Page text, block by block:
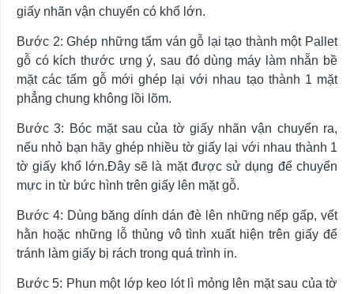
giấy nhãn vận chuyển có khổ lớn.
Bước 2: Ghép những tấm ván gỗ lại tạo thành một Pallet
gỗ có kích thước ưng ý, sau đó dùng máy làm nhẵn bề
mặt các tấm gỗ mới ghép lại với nhau tạo thành 1 mặt
phẳng chung không lồi lõm.
Bước 3: Bóc mặt sau của tờ giấy nhãn vận chuyển ra,
nếu nhỏ bạn hãy ghép nhiều tờ giấy lại với nhau thành 1
tờ giấy khổ lớn.Đây sẽ là mặt được sử dụng để chuyển
mực in từ bức hình trên giấy lên mặt gỗ.
Bước 4: Dùng băng dính dán đè lên những nếp gấp, vết
hằn hoặc những lỗ thủng vô tình xuất hiện trên giấy để
tránh làm giấy bị rách trong quá trình in.
Bước 5: Phun một lớp keo lót lì mỏng lên mặt sau của tờ